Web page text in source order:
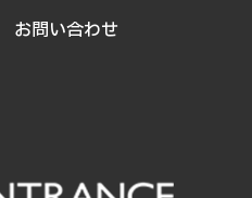
お問い合わせ